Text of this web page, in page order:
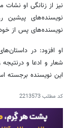
نیز از زنانگی او
نویسنده‌های پیشین
نویسنده‌های پس از
او افزود: در
شعار و ادعا و درنتیجه
این نویسنده برجسته
کد مطلب2213573